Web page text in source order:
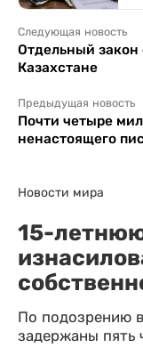
Следующая новость
Отдельный закон
Казахстане
Предыдущая новость
Почти четыре
ненастоящего
Новости мира
15-
По подозрению
задержаны пять